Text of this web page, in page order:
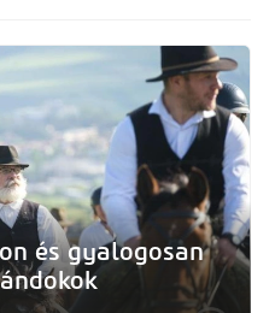
és gyalogosan